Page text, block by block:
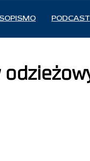
PODCAST